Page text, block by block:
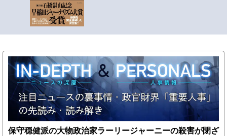
保守穏健派の大物政治家ラーリージャーニーの殺害が閉ざ